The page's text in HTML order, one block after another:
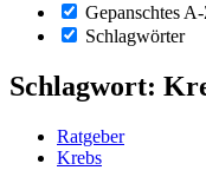
Gepanschtes
Schlagwörter
Schlagwort:
Ratgeber
Krebs